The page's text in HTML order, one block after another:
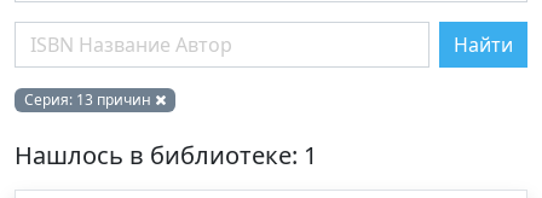
Найти
Серия: 13 причин
Нашлось в библиотеке: 1